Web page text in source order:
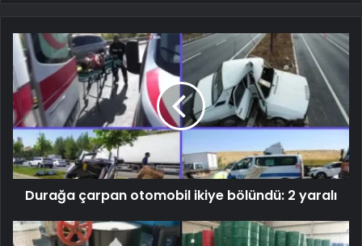
Durağa çarpan otomobil ikiye bölündü: 2 yaralı